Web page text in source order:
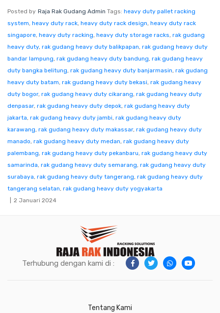
Posted by Raja Rak Gudang Admin Tags: heavy duty pallet racking
system, heavy duty rack, heavy duty rack design, heavy duty rack
singapore, heavy duty racking, heavy duty storage racks, rak gudang
heavy duty, rak gudang heavy duty balikpapan, rak gudang heavy duty
bandar lampung, rak gudang heavy duty bandung, rak gudang heavy
duty bangka belitung, rak gudang heavy duty banjarmasin, rak gudang
heavy duty batam, rak gudang heavy duty bekasi, rak gudang heavy
duty bogor, rak gudang heavy duty cikarang, rak gudang heavy duty
denpasar, rak gudang heavy duty depok, rak gudang heavy duty
jakarta, rak gudang heavy duty jambi, rak gudang heavy duty
karawang, rak gudang heavy duty makassar, rak gudang heavy duty
manado, rak gudang heavy duty medan, rak gudang heavy duty
palembang, rak gudang heavy duty pekanbaru, rak gudang heavy duty
samarinda, rak gudang heavy duty semarang, rak gudang heavy duty
surabaya, rak gudang heavy duty tangerang, rak gudang heavy duty
tangerang selatan, rak gudang heavy duty yogyakarta
2 Januari 2024
Terhubung dengan kami di :
Tentang Kami